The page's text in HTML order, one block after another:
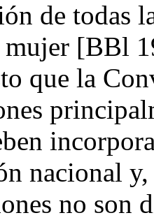
de todas
mujer [BBl
que la
nacional
no son